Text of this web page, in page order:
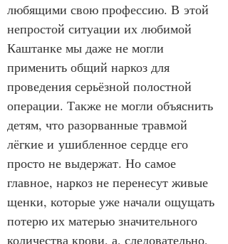
любящими свою профессию. В этой
непростой ситуации их любимой
Каштанке мы даже не могли
применить общий наркоз для
проведения серьёзной полостной
операции. Также не могли объяснить
детям, что разорванные травмой
лёгкие и ушибленное сердце его
просто не выдержат. Но самое
главное, наркоз не перенесут живые
щенки, которые уже начали ощущать
потерю их матерью значительного
количества крови, а, следовательно,